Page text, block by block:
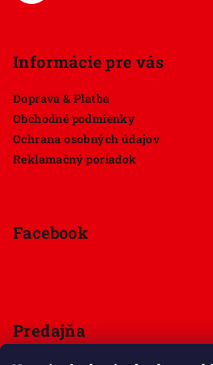
Informácie pre vás
Doprava & Platba
Obchodné podmienky
Ochrana osobných údajov
Reklamačný poriadok
Facebook
Predajňa